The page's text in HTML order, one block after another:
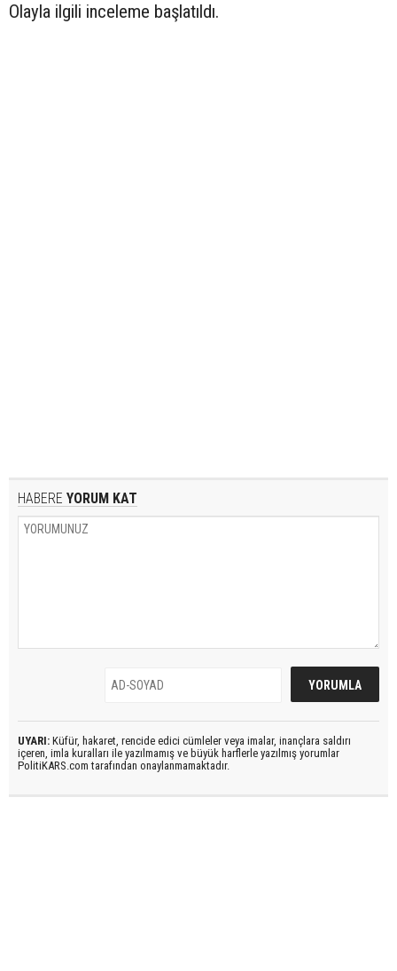
Olayla ilgili inceleme başlatıldı.
HABERE YORUM KAT
UYARI: Küfür, hakaret, rencide edici cümleler veya imalar, inançlara saldırı
içeren, imla kuralları ile yazılmamış ve büyük harflerle yazılmış yorumlar
PolitiKARS.com tarafından onaylanmamaktadır.